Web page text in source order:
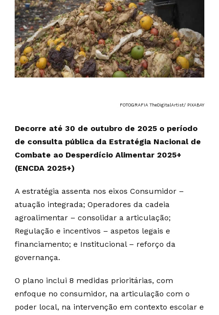
FOTOGRAFIA TheDigitalArtist/ PIXABAY
Decorre até 30 de outubro de 2025 o período
de consulta pública da Estratégia Nacional de
Combate ao Desperdício Alimentar 2025+
(ENCDA 2025+)
A estratégia assenta nos eixos Consumidor –
atuação integrada; Operadores da cadeia
agroalimentar – consolidar a articulação;
Regulação e incentivos – aspetos legais e
financiamento; e Institucional – reforço da
governança.
O plano inclui 8 medidas prioritárias, com
enfoque no consumidor, na articulação com o
poder local, na intervenção em contexto escolar e